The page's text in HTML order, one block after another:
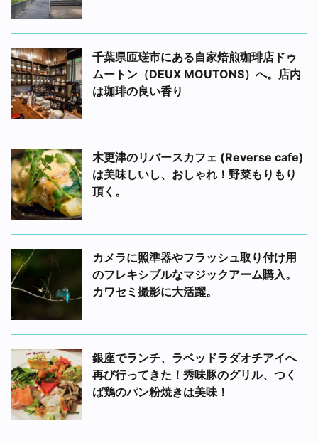
千葉県匝瑳市にある自家焙煎珈琲店ドゥ
ムートン（DEUX MOUTONS）へ。店内
は珈琲の良い香り
木更津のリバースカフェ (Reverse cafe)
は美味しいし、おしゃれ！野菜もりもり
頂く。
カメラに照準器やフラッシュ取り付け用
のフレキシブルなマジックアーム購入。
カワセミ撮影に大活躍。
銀座でランチ、ラベッドラダオチアイへ
再び行ってきた！秀味豚のグリル、つく
ば鶏のパン粉焼きは美味！